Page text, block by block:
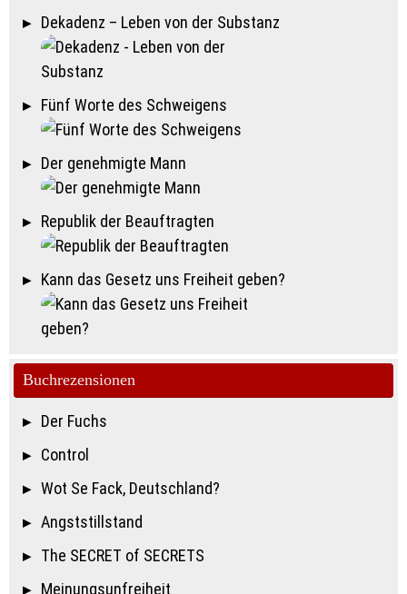
Dekadenz – Leben von der Substanz
Fünf Worte des Schweigens
Der genehmigte Mann
Republik der Beauftragten
Kann das Gesetz uns Freiheit geben?
Buchrezensionen
Der Fuchs
Control
Wot Se Fack, Deutschland?
Angststillstand
The SECRET of SECRETS
Meinungsunfreiheit